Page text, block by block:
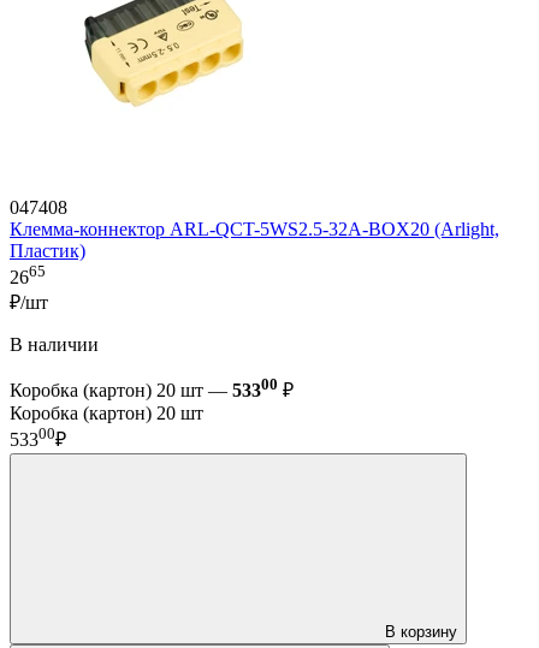
047408
Клемма-коннектор ARL-QCT-5WS2.5-32A-BOX20 (Arlight,
Пластик)
2665
₽/шт
В наличии
Коробка (картон) 20 шт — 53300 ₽
Коробка (картон) 20 шт
53300₽
В корзину